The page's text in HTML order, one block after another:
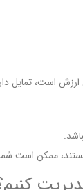
است، تمایل
ممکن است شما